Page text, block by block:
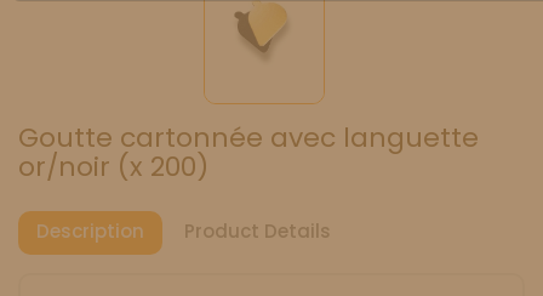
Goutte cartonnée avec languette
or/noir (x 200)
Description Product Details